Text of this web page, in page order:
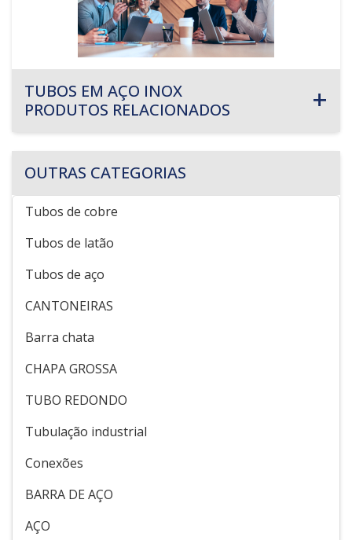
TUBOS EM AÇO INOX
PRODUTOS RELACIONADOS
OUTRAS CATEGORIAS
Tubos de cobre
Tubos de latão
Tubos de aço
CANTONEIRAS
Barra chata
CHAPA GROSSA
TUBO REDONDO
Tubulação industrial
Conexões
BARRA DE AÇO
AÇO